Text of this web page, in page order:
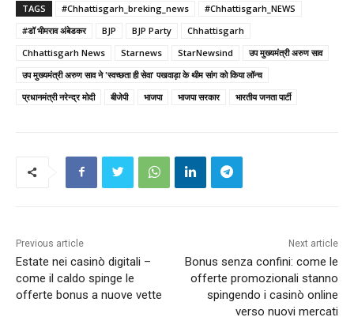
TAGS #Chhattisgarh_breking_news
#Chhattisgarh_NEWS
#डॉ भीमराव अंबेडकर
BJP BJP Party
Chhattisgarh
Chhattisgarh News
Starnews StarNewsind
उप मुख्यमंत्री अरुण साव
उप मुख्यमंत्री अरुण साव ने 'स्वच्छता ही सेवा' पखवाड़ा के थीम सांग को किया लॉन्च
प्रधानमंत्री नरेन्‍द्र मोदी
बीजेपी भाजपा भाजपा सरकार भारतीय जनता पार्टी
Previous article
Estate nei casinò digitali –
come il caldo spinge le
offerte bonus a nuove vette
Next article
Bonus senza confini: come le
offerte promozionali stanno
spingendo i casinò online
verso nuovi mercati